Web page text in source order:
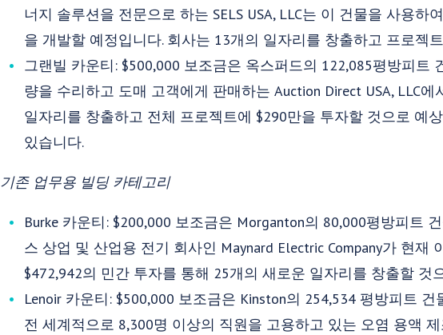
너지 솔루션을 전문으로 하는 SELS USA, LLC는 이 건물을 사용
을 개발할 예정입니다. 회사는 13개의 일자리를 창출하고 프로젝
그랜빌 카운티: $500,000 보조금은 옥스퍼드의 122,085평방피트
량을 수리하고 도매 고객에게 판매하는 Auction Direct USA, LLC
일자리를 창출하고 전체 프로젝트에 $290만을 투자할 것으로 예
있습니다.
기존 업무용 빌딩 카테고리
Burke 카운티: $200,000 보조금은 Morganton의 80,000평방피트
스 상업 및 산업용 전기 회사인 Maynard Electric Company가 현재
$472,942의 민간 투자를 통해 25개의 새로운 일자리를 창출할 것
Lenoir 카운티: $500,000 보조금은 Kinston의 254,534 평방피트
전 세계적으로 8,300명 이상의 직원을 고용하고 있는 오염 용액 제